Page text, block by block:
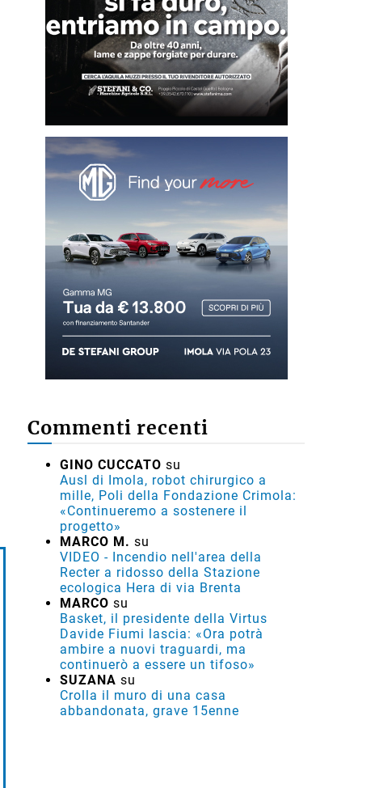
Commenti recenti
GINO CUCCATO su
Ausl di Imola, robot chirurgico a
mille, Poli della Fondazione Crimola:
«Continueremo a sostenere il
progetto»
MARCO M. su
VIDEO - Incendio nell'area della
Recter a ridosso della Stazione
ecologica Hera di via Brenta
MARCO su
Basket, il presidente della Virtus
Davide Fiumi lascia: «Ora potrà
ambire a nuovi traguardi, ma
continuerò a essere un tifoso»
SUZANA su
Crolla il muro di una casa
abbandonata, grave 15enne